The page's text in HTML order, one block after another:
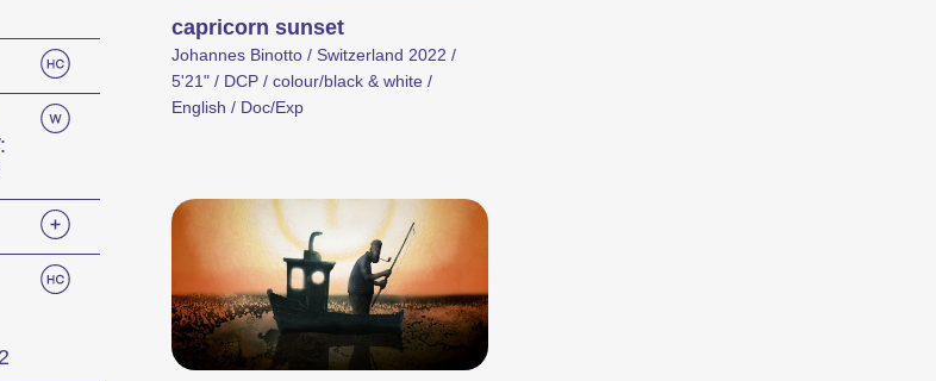
capricorn sunset
Johannes Binotto / Switzerland 2022 /
5'21" / DCP / colour/black & white /
English / Doc/Exp
Programmes spéciaux
Des programmes de courts métrages sur des thématiques brûlantes, ou simplement divertissantes.